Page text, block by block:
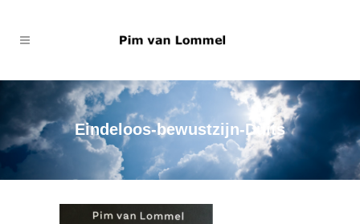
Eindeloos-bewustzijn-Duits